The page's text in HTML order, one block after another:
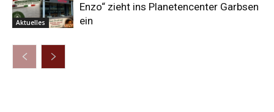
Aktuelles
Enzo“ zieht ins Planetencenter Garbsen
ein